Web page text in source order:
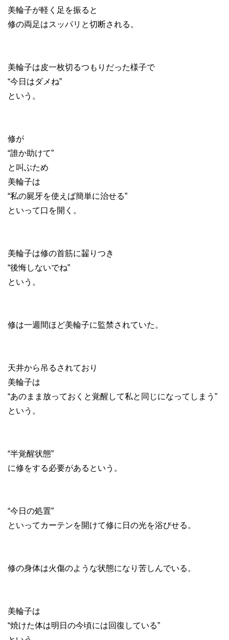
美輪子が軽く足を振ると
修の両足はスッパリと切断される。
美輪子は皮一枚切るつもりだった様子で
“今日はダメね”
という。
修が
“誰か助けて”
と叫ぶため
美輪子は
“私の屍牙を使えば簡単に治せる”
といって口を開く。
美輪子は修の首筋に齧りつき
“後悔しないでね”
という。
修は一週間ほど美輪子に監禁されていた。
天井から吊るされており
美輪子は
“あのまま放っておくと覚醒して私と同じになってしまう”
という。
“半覚醒状態”
に修をする必要があるという。
“今日の処置”
といってカーテンを開けて修に日の光を浴びせる。
修の身体は火傷のような状態になり苦しんでいる。
美輪子は
“焼けた体は明日の今頃には回復している”